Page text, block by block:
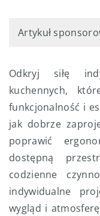
Artykuł
Odkryj siłę
kuchennych,
funkcjonalność i
jak dobrze
poprawić
dostępną
codzienne
indywidualne
wygląd i